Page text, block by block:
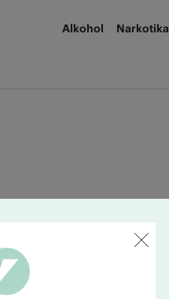
Alkohol Narkotika